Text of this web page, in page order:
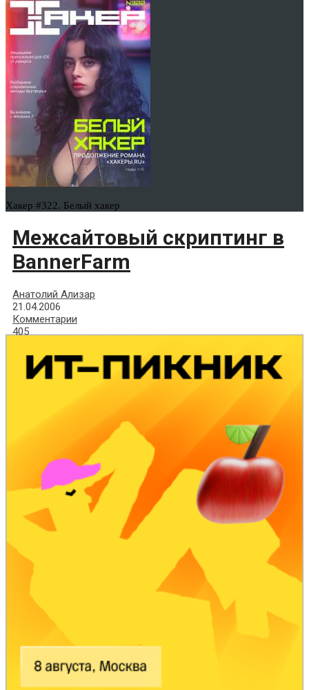
Хакер #322. Белый хакер
Межсайтовый скриптинг в
BannerFarm
Анатолий Ализар
21.04.2006
Комментарии
405